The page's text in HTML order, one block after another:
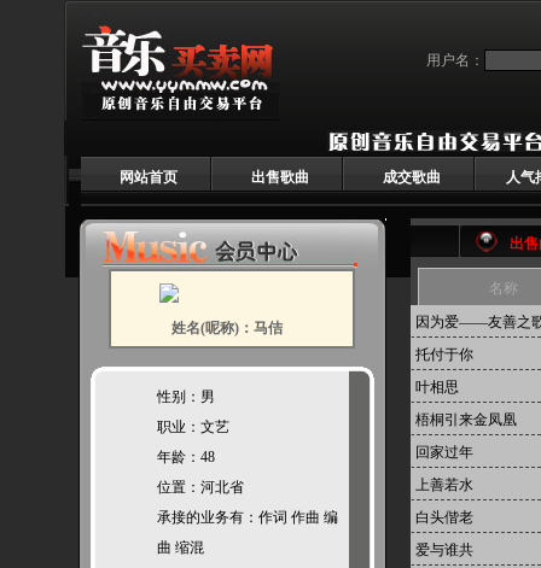
用户名：
网站首页 出售歌曲 成交歌曲 人气
姓名(呢称)：马佶
性别：男
职业：文艺
年龄：48
位置：河北省
承接的业务有：作词 作曲 编
曲 缩混
出
名称
因为爱——友善之
托付于你
叶相思
梧桐引来金凤凰
回家过年
上善若水
白头偕老
爱与谁共